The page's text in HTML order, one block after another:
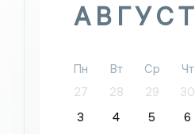
АВГУСТ
Пн Вт Ср Чт
27
28 29 30
3
4 5 6